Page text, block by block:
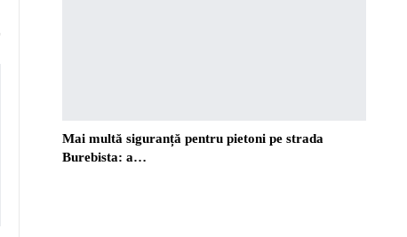
Mai multă siguranță pentru pietoni pe strada
Burebista: a…